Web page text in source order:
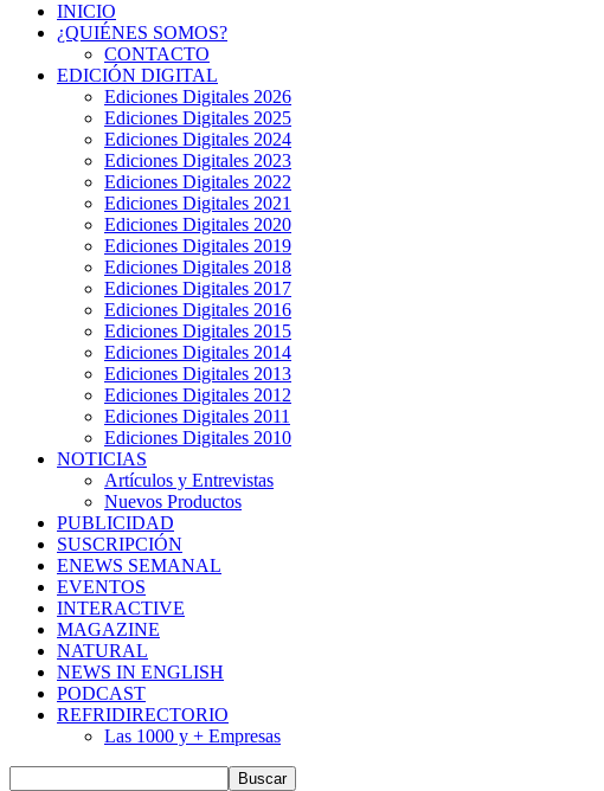
INICIO
¿QUIÉNES SOMOS?
CONTACTO
EDICIÓN DIGITAL
Ediciones Digitales 2026
Ediciones Digitales 2025
Ediciones Digitales 2024
Ediciones Digitales 2023
Ediciones Digitales 2022
Ediciones Digitales 2021
Ediciones Digitales 2020
Ediciones Digitales 2019
Ediciones Digitales 2018
Ediciones Digitales 2017
Ediciones Digitales 2016
Ediciones Digitales 2015
Ediciones Digitales 2014
Ediciones Digitales 2013
Ediciones Digitales 2012
Ediciones Digitales 2011
Ediciones Digitales 2010
NOTICIAS
Artículos y Entrevistas
Nuevos Productos
PUBLICIDAD
SUSCRIPCIÓN
ENEWS SEMANAL
EVENTOS
INTERACTIVE
MAGAZINE
NATURAL
NEWS IN ENGLISH
PODCAST
REFRIDIRECTORIO
Las 1000 y + Empresas